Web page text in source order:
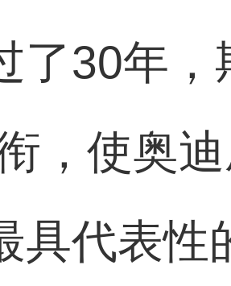
了30年，
，使奥
具代表性